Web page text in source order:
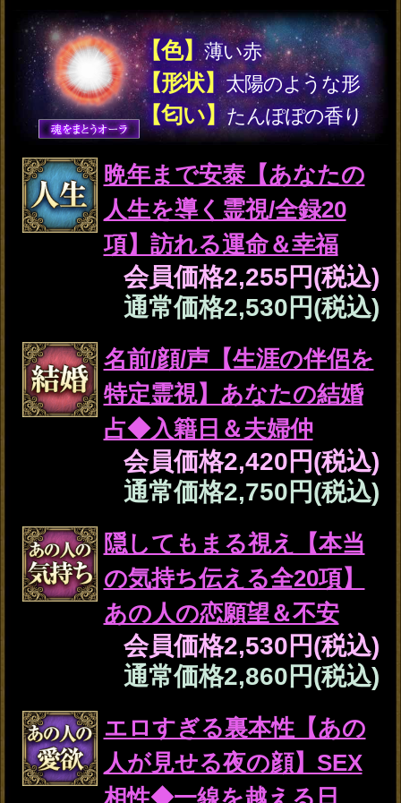
今、２人の交じり合うオーラの状態から
お互いが向ける想いや恋願望を感じ取り
ました。
この先2人はどんな恋運命を辿るの詳し
くお伝えします。
良縁結び離さない【2人の
強い絆＆運命/全30項】交
際/結末◆宿縁霊視
会員価格3,025円(税込)
通常価格3,520円(税込)
苦しい…もう悩むの限界
【今あの人が抱いている
会員価格1,870円(税込)
通常価格2,090円(税込)
【復縁成就霊視】想いが
再び重なる日まで特定◆
あの人の未練＆愛結末
会員価格1,595円(税込)
通常価格1,760円(税込)
不倫恋から脱却【略奪愛/
成就霊視】2人の絆＆愛を
繋ぐ宿縁/軌跡/結末
会員価格2,420円(税込)
通常価格2,750円(税込)
※SAMPLE※